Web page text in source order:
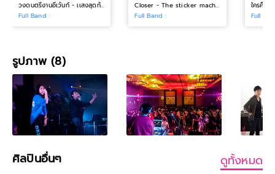
วงดนตรีงานอีเว้นท์ - เเสงสุดท้าย
Full Band :
Closer - The sticker machine
Full Band :
ใครคือเ
Full
รูปภาพ (8)
ศิลปินอื่นๆ ดูทั้งหมด